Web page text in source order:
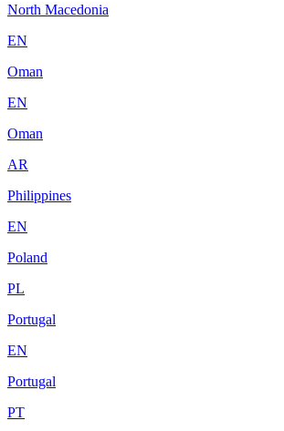
North Macedonia
EN
Oman
EN
Oman
AR
Philippines
EN
Poland
PL
Portugal
EN
Portugal
PT